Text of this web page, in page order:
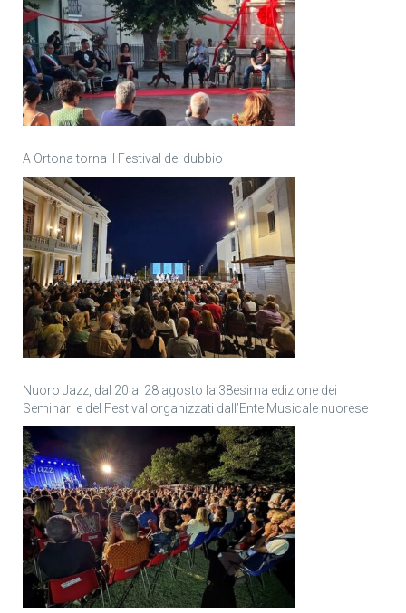
A Ortona torna il Festival del dubbio
Nuoro Jazz, dal 20 al 28 agosto la 38esima edizione dei
Seminari e del Festival organizzati dall’Ente Musicale nuorese